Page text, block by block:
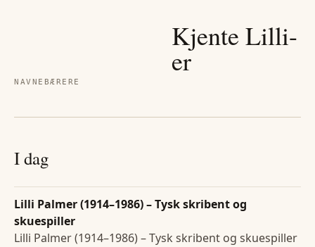
NAVNEBÆRERE
Kjente Lilli-
er
I dag
Lilli Palmer (1914–1986) – Tysk skribent og
skuespiller
Lilli Palmer (1914–1986) – Tysk skribent og skuespiller